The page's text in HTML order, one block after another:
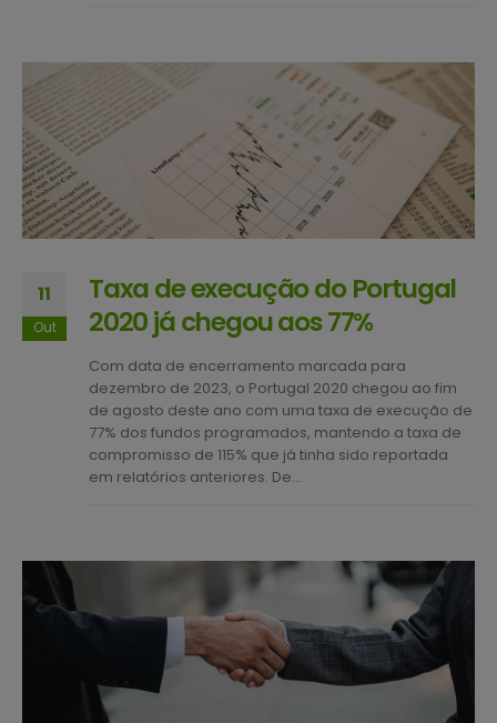
11
Out
Taxa de execução do Portugal
2020 já chegou aos 77%
Com data de encerramento marcada para
dezembro de 2023, o Portugal 2020 chegou ao fim
de agosto deste ano com uma taxa de execução de
77% dos fundos programados, mantendo a taxa de
compromisso de 115% que já tinha sido reportada
em relatórios anteriores. De...